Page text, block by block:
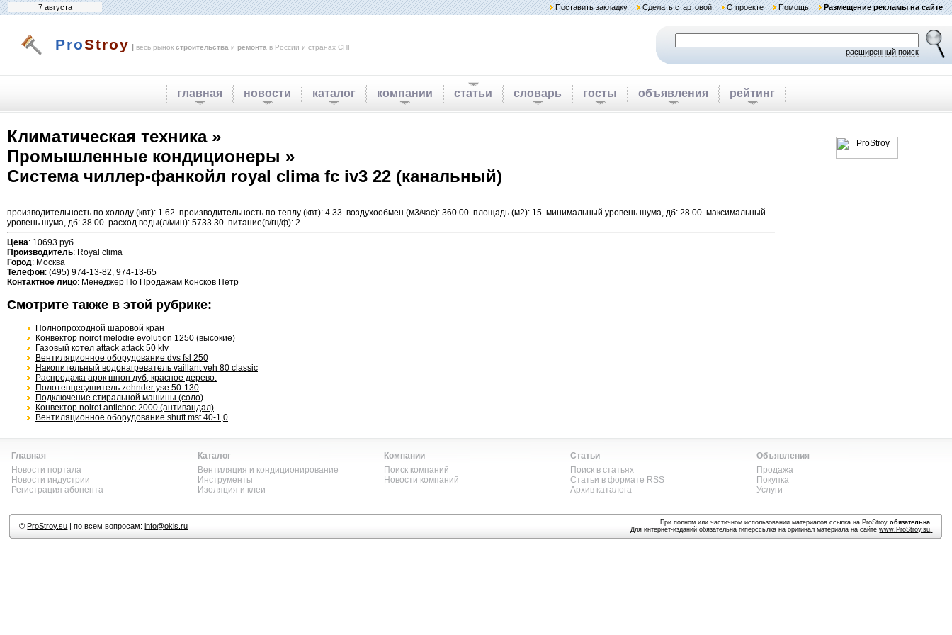
7 августа Поставить закладку Сделать стартовой О проекте Помощь Размещение рекламы на сайте
ProStroy | весь рынок строительства и ремонта в России и странах СНГ
расширенный поиск
главная новости каталог компании статьи словарь госты объявления рейтинг
Климатическая техника »
Промышленные кондиционеры »
Система чиллер-фанкойл royal clima fc iv3 22 (канальный)
производительность по холоду (квт): 1.62. производительность по теплу (квт): 4.33. воздухообмен (м3/час): 360.00. площадь (м2): 15. минимальный уровень шума, дб: 28.00. максимальный
уровень шума, дб: 38.00. расход воды(л/мин): 5733.30. питание(в/гц/ф): 2
Цена: 10693 руб
Производитель: Royal clima
Город: Москва
Телефон: (495) 974-13-82, 974-13-65
Контактное лицо: Менеджер По Продажам Консков Петр
Смотрите также в этой рубрике:
Полнопроходной шаровой кран
Конвектор noirot melodie evolution 1250 (высокие)
Газовый котел attack attack 50 klv
Вентиляционное оборудование dvs fsl 250
Накопительный водонагреватель vaillant veh 80 classic
Распродажа арок шпон дуб, красное дерево.
Полотенцесушитель zehnder yse 50-130
Подключение стиральной машины (соло)
Конвектор noirot antichoc 2000 (антивандал)
Вентиляционное оборудование shuft mst 40-1,0
Главная
Новости портала
Новости индустрии
Регистрация абонента
Каталог
Вентиляция и кондиционирование
Инструменты
Изоляция и клеи
Компании
Поиск компаний
Новости компаний
Статьи
Поиск в статьях
Статьи в формате RSS
Архив каталога
Объявления
Продажа
Покупка
Услуги
©ProStroy.su | по всем вопросам:info@okis.ru При полном или частичном использовании материалов ссылка на ProStroyобязательна.
Для интернет-изданий обязательна гиперссылка на оригинал материала на сайтеwww.ProStroy.su.